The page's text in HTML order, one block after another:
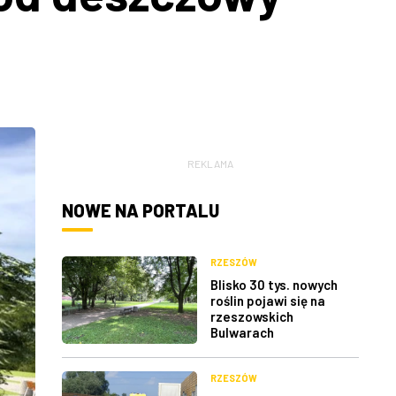
REKLAMA
NOWE NA PORTALU
RZESZÓW
Blisko 30 tys. nowych
roślin pojawi się na
rzeszowskich
Bulwarach
RZESZÓW